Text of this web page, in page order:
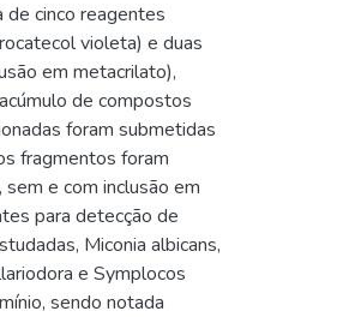
de cinco reagentes
violeta) e duas
em metacrilato),
de compostos
foram submetidas
fragmentos foram
e com inclusão em
para detecção de
Miconia albicans,
e Symplocos
sendo notada